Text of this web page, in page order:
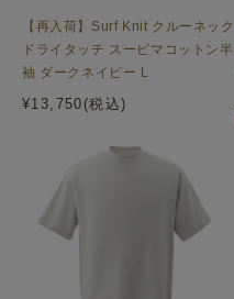
【再入荷】Surf Knit クルーネック
ドライタッチ スーピマコットン半
袖 ダークネイビー L
¥13,750(税込)